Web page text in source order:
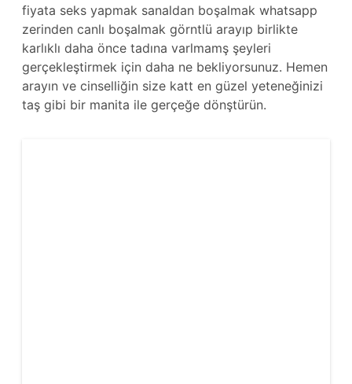
fiyata seks yapmak sanaldan boşalmak whatsapp
zerinden canlı boşalmak görntlü arayıp birlikte
karlıklı daha önce tadına varlmamş şeyleri
gerçekleştirmek için daha ne bekliyorsunuz. Hemen
arayın ve cinselliğin size katt en güzel yeteneğinizi
taş gibi bir manita ile gerçeğe dönştürün.